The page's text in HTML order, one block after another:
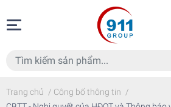
Trang chủ / Công bố thông tin /